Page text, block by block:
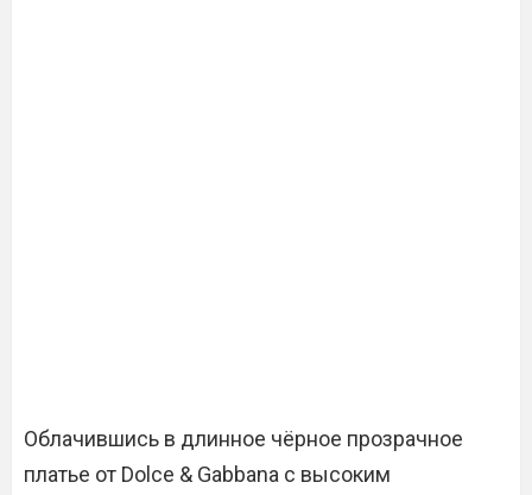
Облачившись в длинное чёрное прозрачное
платье от Dolce & Gabbana с высоким